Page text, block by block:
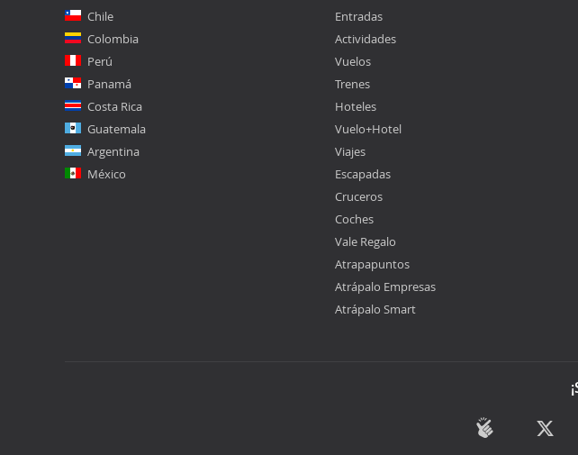
Chile
Colombia
Perú
Panamá
Costa Rica
Guatemala
Argentina
México
Entradas
Actividades
Vuelos
Trenes
Hoteles
Vuelo+Hotel
Viajes
Escapadas
Cruceros
Coches
Vale Regalo
Atrapapuntos
Atrápalo Empresas
Atrápalo Smart